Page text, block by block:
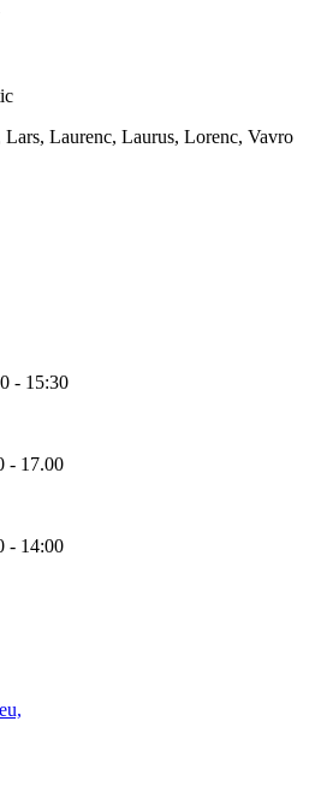
Lars, Laurenc, Laurus, Lorenc, Vavro
- 15:30
- 17.00
- 14:00